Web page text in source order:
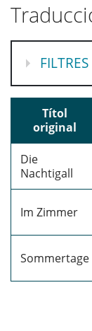
MOSTRA
FILTRES
Títol
original
Die
Nachtigall
Im Zimmer
Sommertage